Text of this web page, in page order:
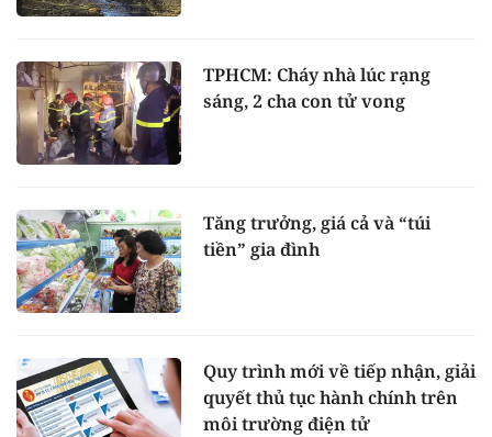
TPHCM: Cháy nhà lúc rạng
sáng, 2 cha con tử vong
Tăng trưởng, giá cả và “túi
tiền” gia đình
Quy trình mới về tiếp nhận, giải
quyết thủ tục hành chính trên
môi trường điện tử